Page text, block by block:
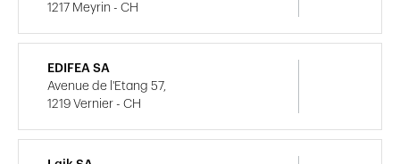
1217 Meyrin - CH
EDIFEA SA
Avenue de l'Etang 57,
1219 Vernier - CH